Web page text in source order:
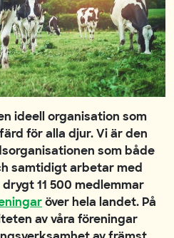
ideell organisation som
för alla djur. Vi är den
som både
samtidigt arbetar med
11 500 medlemmar
över hela landet. På
av våra föreningar